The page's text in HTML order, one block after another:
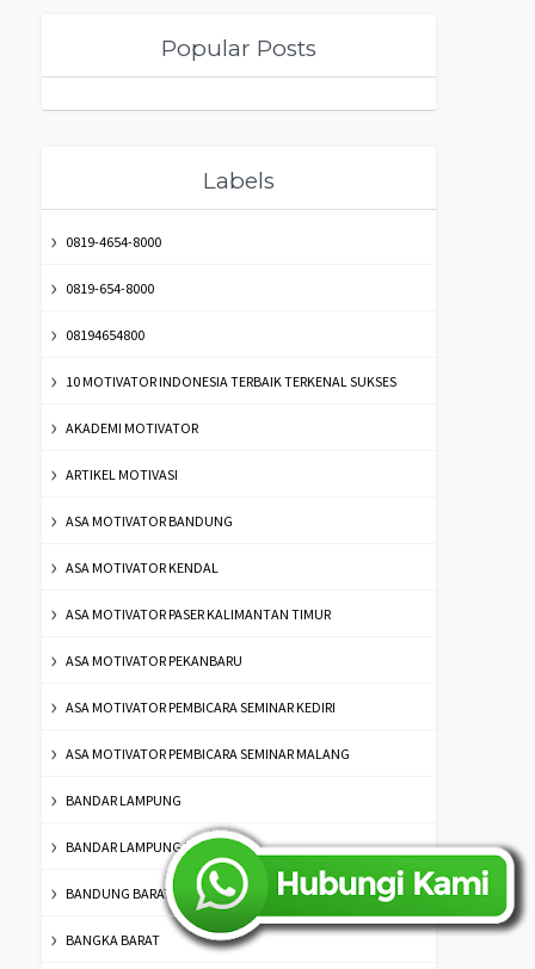
Popular Posts
Labels
0819-4654-8000
0819-654-8000
08194654800
10 MOTIVATOR INDONESIA TERBAIK TERKENAL SUKSES
AKADEMI MOTIVATOR
ARTIKEL MOTIVASI
ASA MOTIVATOR BANDUNG
ASA MOTIVATOR KENDAL
ASA MOTIVATOR PASER KALIMANTAN TIMUR
ASA MOTIVATOR PEKANBARU
ASA MOTIVATOR PEMBICARA SEMINAR KEDIRI
ASA MOTIVATOR PEMBICARA SEMINAR MALANG
BANDAR LAMPUNG
BANDAR LAMPUNG NO.1
BANDUNG BARAT
BANGKA BARAT